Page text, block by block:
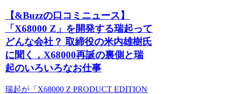
【&Buzzの口コミニュース】
「X68000 Z」を開発する瑞起って
どんな会社？ 取締役の米内雄樹氏
に聞く，X68000再誕の裏側と瑞
起のいろいろなお仕事
瑞起が「X68000 Z PRODUCT EDITION